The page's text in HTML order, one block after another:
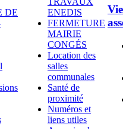
DE
ENEDIS
FERMETURE
MAIRIE
CONGÉS
Location des
salles
communales
Santé de
proximité
Numéros et
liens utiles
Vie